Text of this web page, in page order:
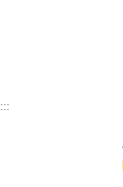
:::